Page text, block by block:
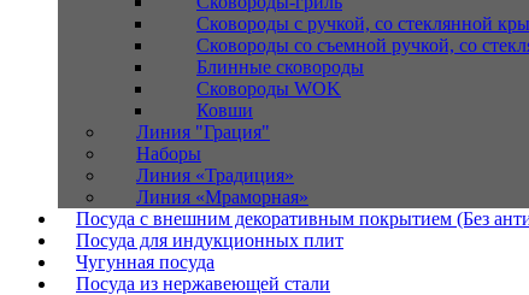
Сковороды с ручкой, со стеклянной
Сковороды со съемной ручкой, со
Блинные сковороды
Сковороды WOK
Ковши
Линия "Грация"
Наборы
Линия «Традиция»
Линия «Мраморная»
Посуда с внешним декоративным покрытием (Без
Посуда для индукционных плит
Чугунная посуда
Посуда из нержавеющей стали